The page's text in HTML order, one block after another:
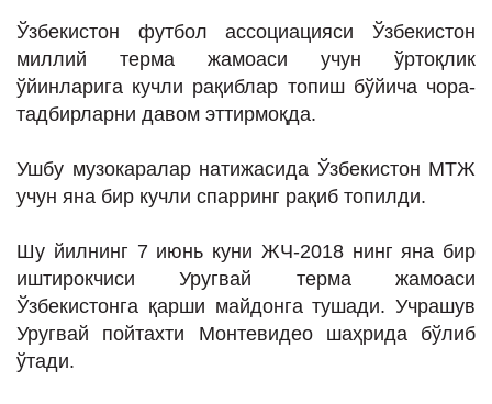
Ўзбекистон футбол ассоциацияси Ўзбекистон
миллий терма жамоаси учун ўртоқлик
ўйинларига кучли рақиблар топиш бўйича чора-
тадбирларни давом эттирмоқда.
Ушбу музокаралар натижасида Ўзбекистон МТЖ
учун яна бир кучли спарринг рақиб топилди.
Шу йилнинг 7 июнь куни ЖЧ-2018 нинг яна бир
иштирокчиси Уругвай терма жамоаси
Ўзбекистонга қарши майдонга тушади. Учрашув
Уругвай пойтахти Монтевидео шаҳрида бўлиб
ўтади.